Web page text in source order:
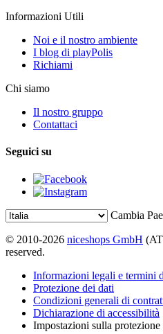
Informazioni Utili
Noi e il nostro ambiente
I blog di playPolis
Richiami
Chi siamo
Il nostro gruppo
Contattaci
Seguici su
Cambia
© 2010-2026 niceshops GmbH
reserved.
Informazioni legali e termini
Protezione dei dati
Condizioni generali di
Dichiarazione di accessibilità
Impostazioni sulla protezione